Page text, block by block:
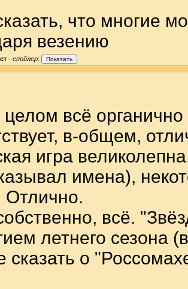
что многие
везению
- спойлер:
целом всё
в-общем,
игра
имена),
Отлично.
всё.
летнего сезона
сказать о